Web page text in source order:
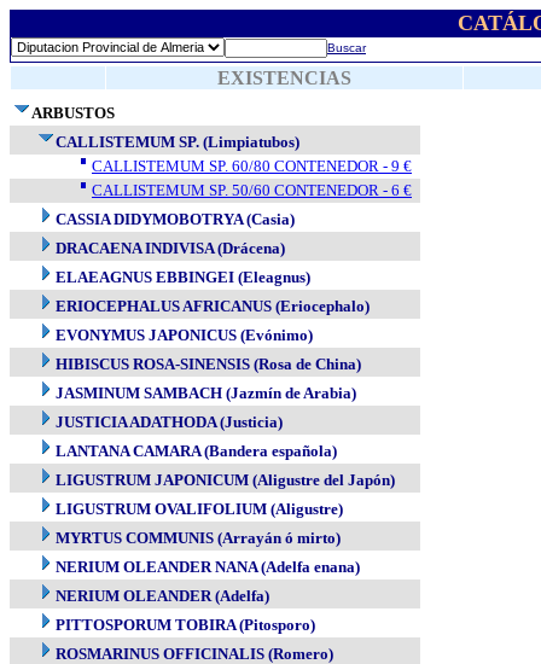
Buscar
EXISTENCIAS
ARBUSTOS
CALLISTEMUM SP. (Limpiatubos)
CALLISTEMUM SP. 60/80 CONTENEDOR - 9 €
CALLISTEMUM SP. 50/60 CONTENEDOR - 6 €
CASSIA DIDYMOBOTRYA (Casia)
DRACAENA INDIVISA (Drácena)
ELAEAGNUS EBBINGEI (Eleagnus)
ERIOCEPHALUS AFRICANUS (Eriocephalo)
EVONYMUS JAPONICUS (Evónimo)
HIBISCUS ROSA-SINENSIS (Rosa de China)
JASMINUM SAMBACH (Jazmín de Arabia)
JUSTICIA ADATHODA (Justicia)
LANTANA CAMARA (Bandera española)
LIGUSTRUM JAPONICUM (Aligustre del Japón)
LIGUSTRUM OVALIFOLIUM (Aligustre)
MYRTUS COMMUNIS (Arrayán ó mirto)
NERIUM OLEANDER NANA (Adelfa enana)
NERIUM OLEANDER (Adelfa)
PITTOSPORUM TOBIRA (Pitosporo)
ROSMARINUS OFFICINALIS (Romero)